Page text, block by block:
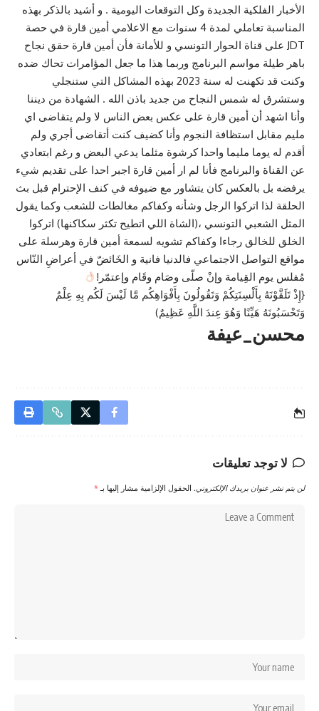
الأخبار الفلكية الجديدة وكل التوقعات اليومية . و أشيد بالذكر بهذه
المناسبة تعاملي لمدة 4 سنوات مع الاعلامي أمين قارة في حصة
JDT على قناة الحوار التونسي و للأمانة فأن أمين قارة حقق نجاح
باهر طيلة مواسم البرنامج وربما هذا ما جعل المؤامرات تحاك ضده
وكنت قد تكهنت له سنة 2023 بهذه المشاكل التي ستنجلي
وستشرق له شمس النجاح من جديد باذن الله . الشهادة من ديننا
وأنا اشهد أن أمين قارة على عكس بعض الناس لا ولم يتقاضى اي
مليم مقابل استظافة النجوم وأنا كضيف كنت أتقاضى أجري ولم
أقدم له يوما مليما واحدا كرشوة مثلما يدعي البعض و رغم ابتعادي
عن القناة والبرنامج فأنا لم ار أمين قارة اجبر احدا على تقديم شيء
يرفضه بل بالعكس كان يتشاور مع ضيوفه في كنف الإحترام قبل بث
الحلقة لذا اتركوا الرجل وشأنه وكفاكم مغالطات للشعب وكما يقول
المثل الشعبي التونسي ،(الشاة اللي اتطيح تكثر سكاكنها) اتركوا
الخلق للخالق رجاءا وكفاكم تشويه لسمعة أمين قارة وهرسلة على
مواقع التواصل الاجتماعي فالدنيا فانية ‏و الخَائضّ في أعراضِ النّاس
مُفلس يوم القِيامة وإنْ صلّى وصَام وقَام وإعتمّر!
{إِذْ تَلَقَّوْنَهُ بِأَلْسِنَتِكُمْ وَتَقُولُونَ بِأَفْوَاهِكُم مَّا لَيْسَ لَكُم بِهِ عِلْمٌ
وَتَحْسَبُونَهُ هَيِّنًا وَهُوَ عِندَ اللَّهِ عَظِيمٌ)
محسن_عيفة
لا توجد تعليقات
لن يتم نشر عنوان بريدك الإلكتروني. الحقول الإلزامية مشار إليها بـ *